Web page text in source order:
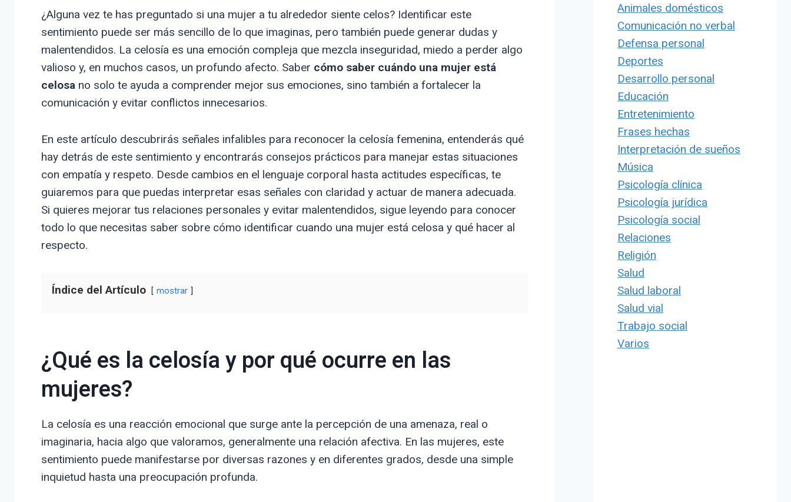
¿Alguna vez te has preguntado si una mujer a tu alrededor siente celos? Identificar este
sentimiento puede ser más sencillo de lo que imaginas, pero también puede generar dudas y
malentendidos. La celosía es una emoción compleja que mezcla inseguridad, miedo a perder algo
valioso y, en muchos casos, un profundo afecto. Saber cómo saber cuándo una mujer está
celosano solo te ayuda a comprender mejor sus emociones, sino también a fortalecer la
comunicación y evitar conflictos innecesarios.
En este artículo descubrirás señales infalibles para reconocer la celosía femenina, entenderás qué
hay detrás de este sentimiento y encontrarás consejos prácticos para manejar estas situaciones
con empatía y respeto. Desde cambios en el lenguaje corporal hasta actitudes específicas, te
guiaremos para que puedas interpretar esas señales con claridad y actuar de manera adecuada.
Si quieres mejorar tus relaciones personales y evitar malentendidos, sigue leyendo para conocer
todo lo que necesitas saber sobre cómo identificar cuando una mujer está celosa y qué hacer al
respecto.
Índice del Artículo mostrar
¿Qué es la celosía y por qué ocurre en las
mujeres?
La celosía es una reacción emocional que surge ante la percepción de una amenaza, real o
imaginaria, hacia algo que valoramos, generalmente una relación afectiva. En las mujeres, este
sentimiento puede manifestarse por diversas razones y en diferentes grados, desde una simple
inquietud hasta una preocupación profunda.
Animales domésticos
Comunicación no verbal
Defensa personal
Deportes
Desarrollo personal
Educación
Entretenimiento
Frases hechas
Interpretación de sueños
Música
Psicología clínica
Psicología jurídica
Psicología social
Relaciones
Religión
Salud
Salud laboral
Salud vial
Trabajo social
Varios